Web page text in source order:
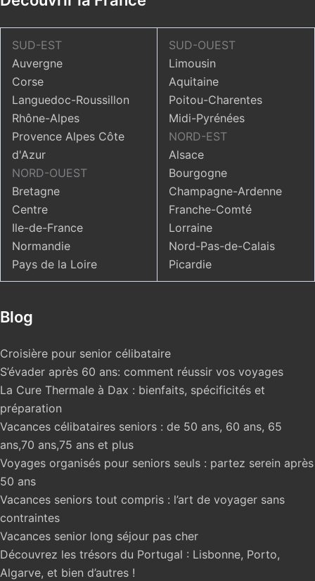
SUD-EST
Auvergne
Corse
Languedoc-Roussillon
Rhône-Alpes
Provence Alpes Côte
d'Azur
NORD-OUEST
Bretagne
Centre
Ile-de-France
Normandie
Pays de la Loire
SUD-OUEST
Limousin
Aquitaine
Poitou-Charentes
Midi-Pyrénées
NORD-EST
Alsace
Bourgogne
Champagne-Ardenne
Franche-Comté
Lorraine
Nord-Pas-de-Calais
Picardie
Blog
Croisière pour senior célibataire
S’évader après 60 ans: comment réussir vos voyages
La Cure Thermale à Dax : bienfaits, spécificités et
préparation
Vacances célibataires seniors : de 50 ans, 60 ans, 65
ans,70 ans,75 ans et plus
Voyages organisés pour seniors seuls : partez serein après
50 ans
Vacances seniors tout compris : l’art de voyager sans
contraintes
Vacances senior long séjour pas cher
Découvrez les trésors du Portugal : Lisbonne, Porto,
Algarve, et bien d’autres !